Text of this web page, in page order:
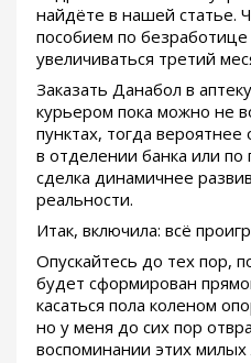
найдёте в нашей статье.
пособием по
увеличиваться третий
Заказать Данабол в
курьером пока можно не
пунктах, тогда
в отделении банка или по
сделка динамичнее
реальности.
Итак, включила: всё
Опускайтесь до тех пор,
будет сформирован
касаться пола коленом
но у меня до сих пор
воспоминании этих милых